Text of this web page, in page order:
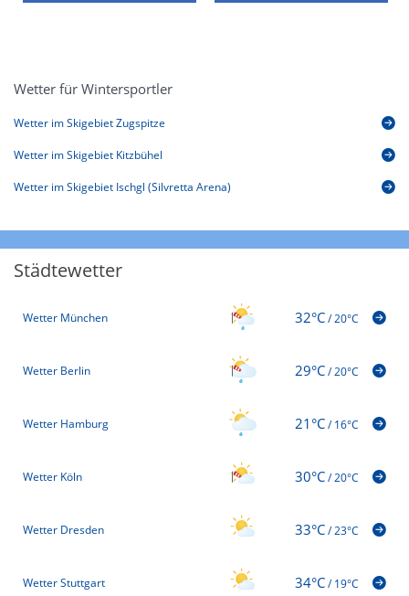
Wetter für Wintersportler
Wetter im Skigebiet Zugspitze
Wetter im Skigebiet Kitzbühel
Wetter im Skigebiet Ischgl (Silvretta Arena)
Städtewetter
Wetter München 32°C/20°C
Wetter Berlin 29°C/20°C
Wetter Hamburg 21°C/16°C
Wetter Köln 30°C/20°C
Wetter Dresden 33°C/23°C
Wetter Stuttgart 34°C/19°C